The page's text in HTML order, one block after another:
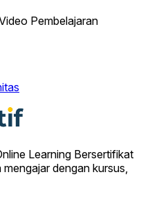
Pembelajaran
Learning Bersertifikat
dengan kursus,